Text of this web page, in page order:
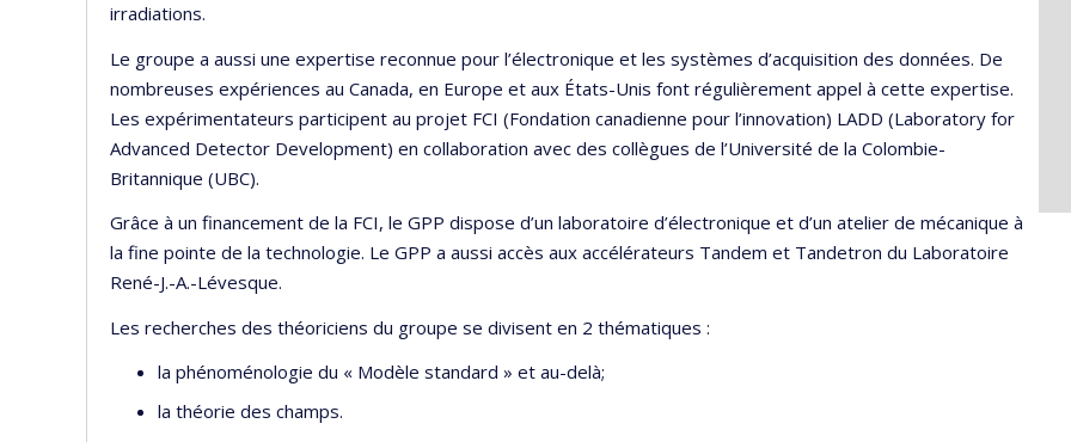
irradiations.
Le groupe a aussi une expertise reconnue pour l’électronique et les systèmes d’acquisition des données. De
nombreuses expériences au Canada, en Europe et aux États-Unis font régulièrement appel à cette expertise.
Les expérimentateurs participent au projet FCI (Fondation canadienne pour l’innovation) LADD (Laboratory for
Advanced Detector Development) en collaboration avec des collègues de l’Université de la Colombie-
Britannique (UBC).
Grâce à un financement de la FCI, le GPP dispose d’un laboratoire d’électronique et d’un atelier de mécanique à
la fine pointe de la technologie. Le GPP a aussi accès aux accélérateurs Tandem et Tandetron du Laboratoire
René-J.-A.-Lévesque.
Les recherches des théoriciens du groupe se divisent en 2 thématiques :
la phénoménologie du « Modèle standard » et au-delà;
la théorie des champs.